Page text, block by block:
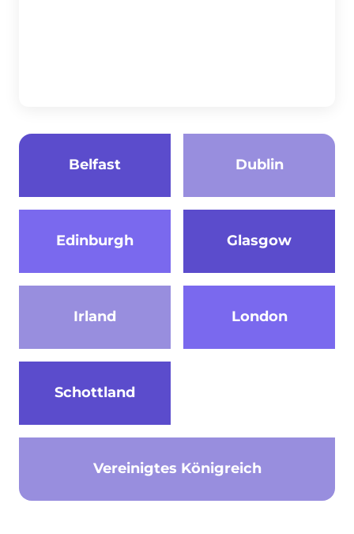
Belfast Dublin
Edinburgh Glasgow
Irland London
Schottland
Vereinigtes Königreich